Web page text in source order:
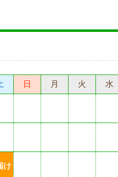
日 月 火 水
け